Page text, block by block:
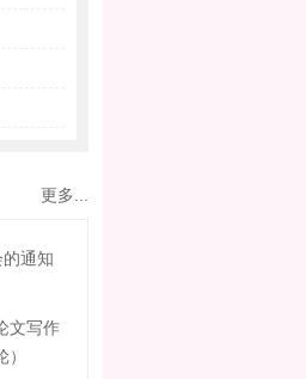
更多...
通知
文写作